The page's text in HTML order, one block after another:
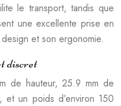
le transport, tandis que
une excellente prise en
et son ergonomie.
discret
de hauteur, 25.9 mm de
un poids d’environ 150